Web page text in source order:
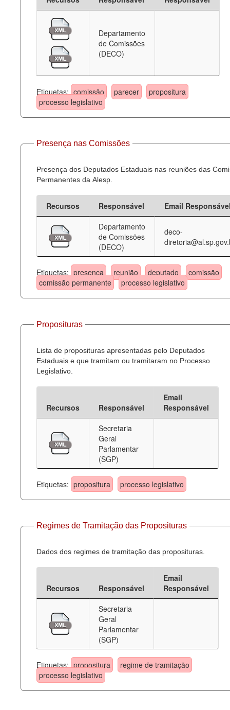
Departamento
de Comissões
(DECO)
Etiquetas: comissão parecer
propositura
processo legislativo
Presença nas Comissões
Presença dos Deputados Estaduais nas reuniões das
Permanentes da Alesp.
Recursos Responsável
Email
Departamento
de Comissões
(DECO)
deco-
Etiquetas: presença reunião deputado
comissão
comissão permanente
processo legislativo
Proposituras
Lista de proposituras apresentadas pelo Deputados
Estaduais e que tramitam ou tramitaram no Processo
Legislativo.
Recursos Responsável
Email
Responsável
Secretaria
Geral
Parlamentar
(SGP)
Etiquetas: propositura processo legislativo
Regimes de Tramitação das Proposituras
Dados dos regimes de tramitação das proposituras.
Recursos Responsável
Email
Responsável
Secretaria
Geral
Parlamentar
(SGP)
Etiquetas: propositura
regime de tramitação
processo legislativo